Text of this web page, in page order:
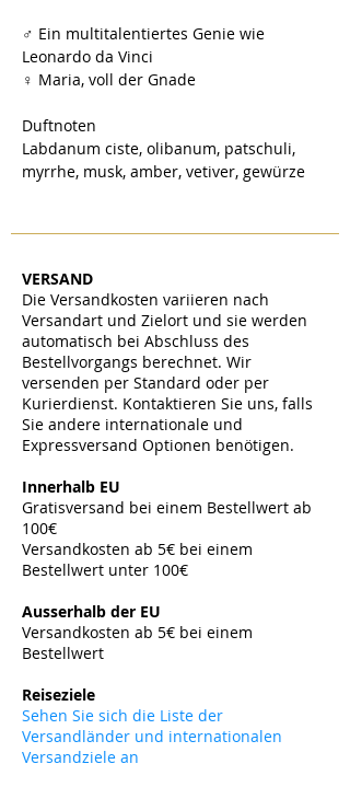
♂ Ein multitalentiertes Genie wie
Leonardo da Vinci
♀ Maria, voll der Gnade
Duftnoten
Labdanum ciste, olibanum, patschuli,
myrrhe, musk, amber, vetiver, gewürze
VERSAND
Die Versandkosten variieren nach
Versandart und Zielort und sie werden
automatisch bei Abschluss des
Bestellvorgangs berechnet. Wir
versenden per Standard oder per
Kurierdienst. Kontaktieren Sie uns, falls
Sie andere internationale und
Expressversand Optionen benötigen.
Innerhalb EU
Gratisversand bei einem Bestellwert ab
100€
Versandkosten ab 5€ bei einem
Bestellwert unter 100€
Ausserhalb der EU
Versandkosten ab 5€ bei einem
Bestellwert
Reiseziele
Sehen Sie sich die Liste der
Versandländer und internationalen
Versandziele an